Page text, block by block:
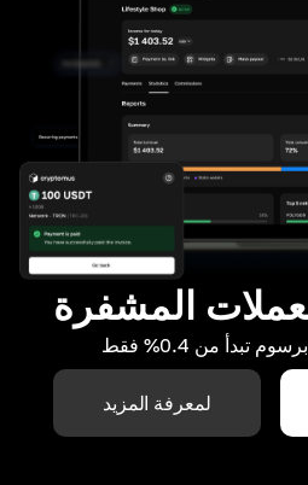
المشفرة
تبدأ من 0.4% فقط
لمعرفة المزيد